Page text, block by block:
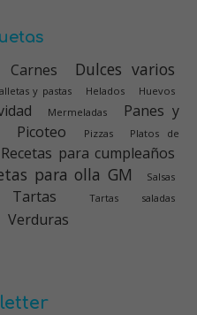
Carnes Dulces varios
y pastas Helados Huevos
Mermeladas
Panes y
Picoteo Pizzas
Platos de
Recetas para cumpleaños
para olla GM
Salsas
Tartas Tartas saladas
Verduras